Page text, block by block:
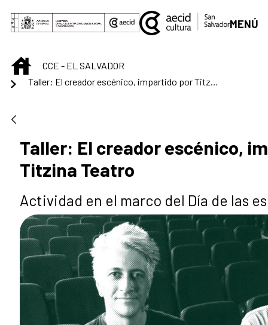
Saltar al contenido principal
MENÚ
INICIOCCE - EL SALVADOR
Taller: El creador escénico,
Titzina Teatro
Actividad en el marco del Día de las